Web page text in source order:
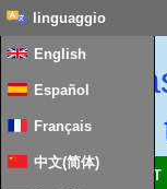
linguaggio
English
Español
Français
中文(简体)
Casa intelligente & IoT